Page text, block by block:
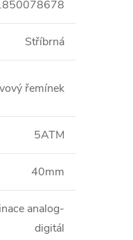
Stříbrná
řemínek
5ATM
40mm
analog-
digitál